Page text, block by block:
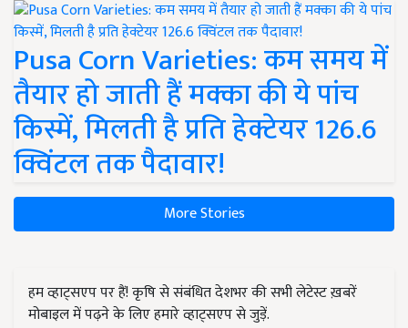
Pusa Corn Varieties: कम समय में
तैयार हो जाती हैं मक्का की ये पांच
किस्में, मिलती है प्रति हेक्टेयर 126.6
क्विंटल तक पैदावार!
More Stories
हम व्हाट्सएप पर हैं! कृषि से संबंधित देशभर की सभी लेटेस्ट ख़बरें
मोबाइल में पढ़ने के लिए हमारे व्हाट्सएप से जुड़ें.